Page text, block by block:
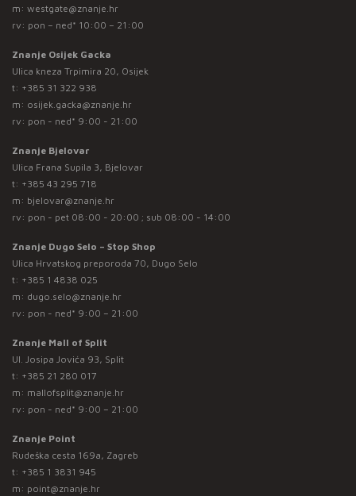
m: westgate@znanje.hr
rv: pon – ned* 10:00 – 21:00
Znanje Osijek Gacka
Ulica kneza Trpimira 20, Osijek
t: +385 31 322 938
m: osijek.gacka@znanje.hr
rv: pon - ned* 9:00 - 21:00
Znanje Bjelovar
Ulica Frana Supila 3, Bjelovar
t: +385 43 295 718
m: bjelovar@znanje.hr
rv: pon - pet 08:00 - 20:00 ; sub 08:00 - 14:00
Znanje Dugo Selo – Stop Shop
Ulica Hrvatskog preporoda 70, Dugo Selo
t: +385 1 4838 025
m: dugo.selo@znanje.hr
rv: pon - ned* 9:00 – 21:00
Znanje Mall of Split
Ul. Josipa Jovića 93, Split
t: +385 21 280 017
m: mallofsplit@znanje.hr
rv: pon - ned* 9:00 – 21:00
Znanje Point
Rudeška cesta 169a, Zagreb
t: +385 1 3831 945
m: point@znanje.hr